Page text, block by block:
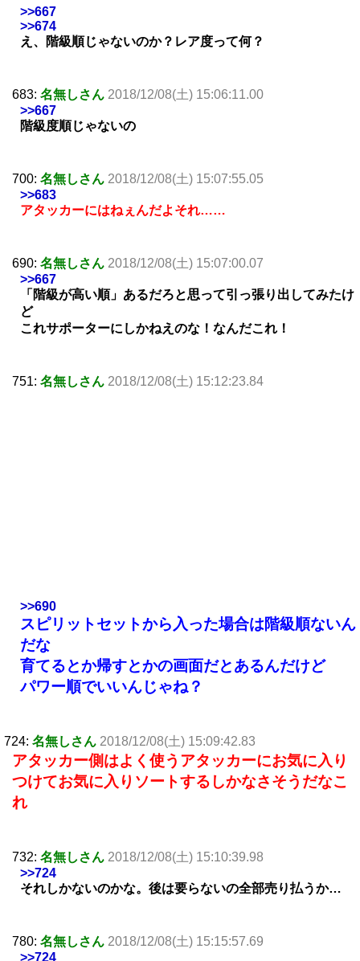
>>667
>>674
え、階級順じゃないのか？レア度って何？
683: 名無しさん 2018/12/08(土) 15:06:11.00
>>667
階級度順じゃないの
700: 名無しさん 2018/12/08(土) 15:07:55.05
>>683
アタッカーにはねぇんだよそれ……
690: 名無しさん 2018/12/08(土) 15:07:00.07
>>667
「階級が高い順」あるだろと思って引っ張り出してみたけ
ど
これサポーターにしかねえのな！なんだこれ！
751: 名無しさん 2018/12/08(土) 15:12:23.84
>>690
スピリットセットから入った場合は階級順ないん
だな
育てるとか帰すとかの画面だとあるんだけど
パワー順でいいんじゃね？
724: 名無しさん 2018/12/08(土) 15:09:42.83
アタッカー側はよく使うアタッカーにお気に入り
つけてお気に入りソートするしかなさそうだなこ
れ
732: 名無しさん 2018/12/08(土) 15:10:39.98
>>724
それしかないのかな。後は要らないの全部売り払うか…
780: 名無しさん 2018/12/08(土) 15:15:57.69
>>724